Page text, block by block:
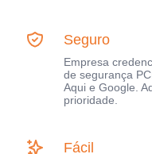
Seguro
Empresa
de segurança
Aqui e Google.
prioridade.
Fácil